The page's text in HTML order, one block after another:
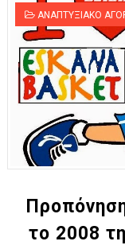
ΑΝΑΠΤΥΞΙΑΚΟ
το 2008